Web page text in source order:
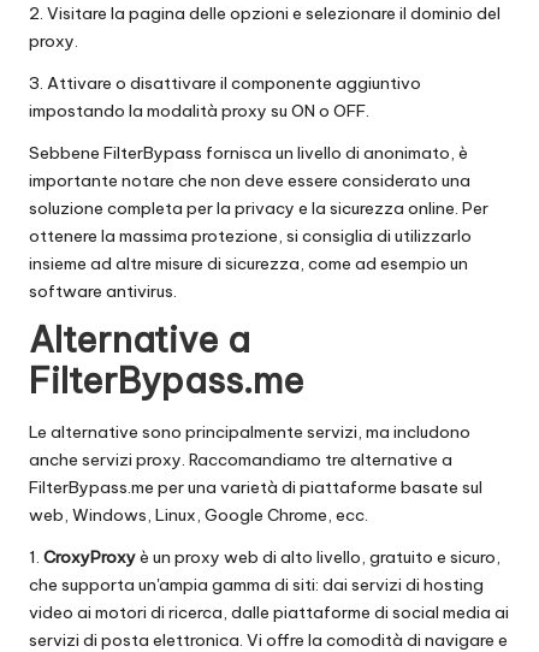
2. Visitare la pagina delle opzioni e selezionare il dominio del
proxy.
3. Attivare o disattivare il componente aggiuntivo
impostando la modalità proxy su ON o OFF.
Sebbene FilterBypass fornisca un livello di anonimato, è
importante notare che non deve essere considerato una
soluzione completa per la privacy e la sicurezza online. Per
ottenere la massima protezione, si consiglia di utilizzarlo
insieme ad altre misure di sicurezza, come ad esempio un
software antivirus.
Alternative a
FilterBypass.me
Le alternative sono principalmente servizi, ma includono
anche servizi proxy. Raccomandiamo tre alternative a
FilterBypass.me per una varietà di piattaforme basate sul
web, Windows, Linux, Google Chrome, ecc.
1. CroxyProxyè un proxy web di alto livello, gratuito e sicuro,
che supporta un'ampia gamma di siti: dai servizi di hosting
video ai motori di ricerca, dalle piattaforme di social media ai
servizi di posta elettronica. Vi offre la comodità di navigare e